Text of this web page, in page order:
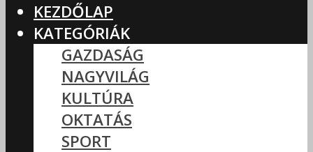
KEZDŐLAP
KATEGÓRIÁK
GAZDASÁG
NAGYVILÁG
KULTÚRA
OKTATÁS
SPORT